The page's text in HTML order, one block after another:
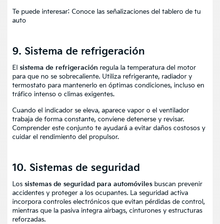
Te puede interesar: Conoce las señalizaciones del tablero de tu
auto
9. Sistema de refrigeración
El sistema de refrigeración regula la temperatura del motor
para que no se sobrecaliente. Utiliza refrigerante, radiador y
termostato para mantenerlo en óptimas condiciones, incluso en
tráfico intenso o climas exigentes.
Cuando el indicador se eleva, aparece vapor o el ventilador
trabaja de forma constante, conviene detenerse y revisar.
Comprender este conjunto te ayudará a evitar daños costosos y
cuidar el rendimiento del propulsor.
10. Sistemas de seguridad
Los sistemas de seguridad para automóviles buscan prevenir
accidentes y proteger a los ocupantes. La seguridad activa
incorpora controles electrónicos que evitan pérdidas de control,
mientras que la pasiva integra airbags, cinturones y estructuras
reforzadas.